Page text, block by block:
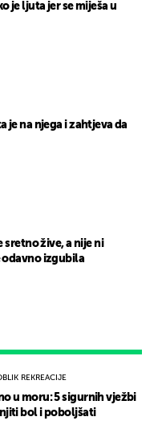
REKREACIJE
u moru: 5 sigurnih vježbi
bol i poboljšati
je ljuta jer se miješa u
je na njega i zahtjeva da
sretno žive, a nije ni
odavno izgubila